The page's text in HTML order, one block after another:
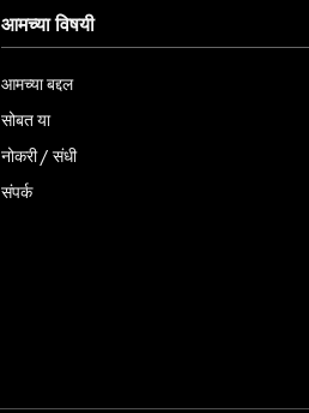
आमच्या विषयी
आमच्या बद्दल
सोबत या
नोकरी / संधी
संपर्क